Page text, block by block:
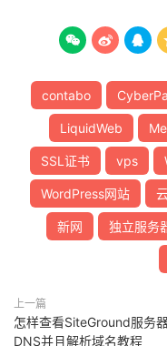
  
contabo
LiquidWeb
SSL证书 vps
WordPress网站
新网 独立服务
上一篇
怎样查看SiteGround服务
DNS并且解析域名教程